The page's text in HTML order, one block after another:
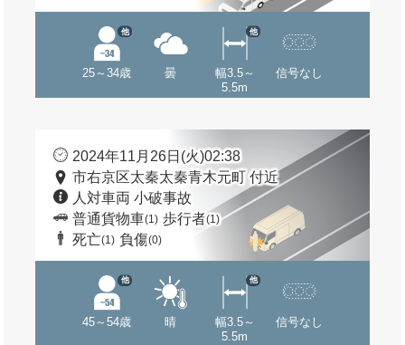
25～34歳
他
曇
幅3.5～
5.5m
他
信号なし
2024年11月26日(火)02:38
市右京区太秦太秦青木元町 付近
人対車両 小破事故
普通貨物車(1) 歩行者(1)
死亡(1) 負傷(0)
45～54歳
他
晴
幅3.5～
5.5m
他
信号なし